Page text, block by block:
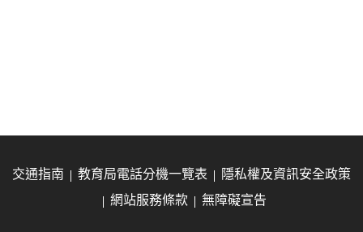
交通指南 教育局電話分機一覽表
隱私權及資訊安全政策
網站服務條款
無障礙宣告